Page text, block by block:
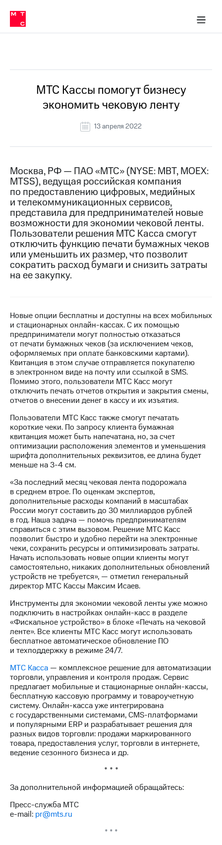
Медиа-центр
и акционерам
Устойчивое развитие
Комплаенс и деловая этика
компании
Карьера
История
компании
Руководство
Контакты
Медиа-центр
Пресс-
релизы
МТС
о технологиях
Достижения
отчетность
Контакты
Новости
в
регионе
и акционерам
Корпоративное
Корпоративный
секретарь
Раскрытие
информации
Информация
Документы
ПАО
"МТС"
Собрания
акционеров
Личный
кабинет
акционера
Акционерный
капитал
Контроль
и
Рынок
акций
Описание
Программа
приобретения
выкупа
акций
Дивиденды
Рынок
облигаций
Описание
Еврооблигации-2023
Уведомление
о
облигаций
Регистратор
в МТС
Пресс-
релизы
о технологиях
МТС Кассы помогут бизнесу
экономить чековую ленту
13 апреля 2022
Москва, РФ — ПАО «МТС» (NYSE: MBT, MOEX:
MTSS), ведущая российская компания
по предоставлению цифровых, медийных
и телекоммуникационных сервисов,
представила для предпринимателей новые
возможности для экономии чековой ленты.
Пользователи решения МТС Касса смогут
отключить функцию печати бумажных чеков
или уменьшить их размер, что позволит
сократить расход бумаги и снизить затраты
на ее закупку.
Новые опции бесплатны и доступны на всех мобильных
и стационарных онлайн-кассах. С их помощью
предприниматели могут полностью отказаться
от печати бумажных чеков (за исключением чеков,
оформляемых при оплате банковскими картами).
Квитанция в этом случае отправляется покупателю
в электронном виде на почту или ссылкой в SMS.
Помимо этого, пользователи МТС Касс могут
отключить печать отчетов открытия и закрытия смены,
отчетов о внесении денег в кассу и их изъятия.
Пользователи МТС Касс также смогут печатать
короткие чеки. По запросу клиента бумажная
квитанция может быть напечатана, но, за счет
оптимизации расположения элементов и уменьшения
шрифта дополнительных реквизитов, ее длина будет
меньше на 3-4 см.
«За последний месяц чековая лента подорожала
в среднем втрое. По оценкам экспертов,
дополнительные расходы компаний в масштабах
России могут составить до 30 миллиардов рублей
в год. Наша задача — помочь предпринимателям
справиться с этим вызовом. Решение МТС Касс
позволит быстро и удобно перейти на электронные
чеки, сохранить ресурсы и оптимизировать затраты.
Начать использовать новые опции клиенты могут
самостоятельно, никаких дополнительных обновлений
устройств не требуется», — отметил генеральный
директор МТС Кассы Максим Исаев.
Инструменты для экономии чековой ленты уже можно
подключить в настройках онлайн-касс в разделе
«Фискальное устройство» в блоке «Печать на чековой
ленте». Все клиенты МТС Касс могут использовать
бесплатное автоматическое обновление ПО
и техподдержку в режиме 24/7.
МТС Касса — комплексное решение для автоматизации
торговли, управления и контроля продаж. Сервис
предлагает мобильные и стационарные онлайн-кассы,
бесплатную кассовую программу и товароучетную
систему. Онлайн-касса уже интегрирована
с государственными системами, CMS-платформами
и популярными ERР и разрабатывает решения для
разных видов торговли: продажи маркированного
товара, предоставления услуг, торговли в интернете,
ведение сезонного бизнеса и др.
* * *
За дополнительной информацией обращайтесь:
Пресс-служба МТС
e-mail: pr@mts.ru
* * *